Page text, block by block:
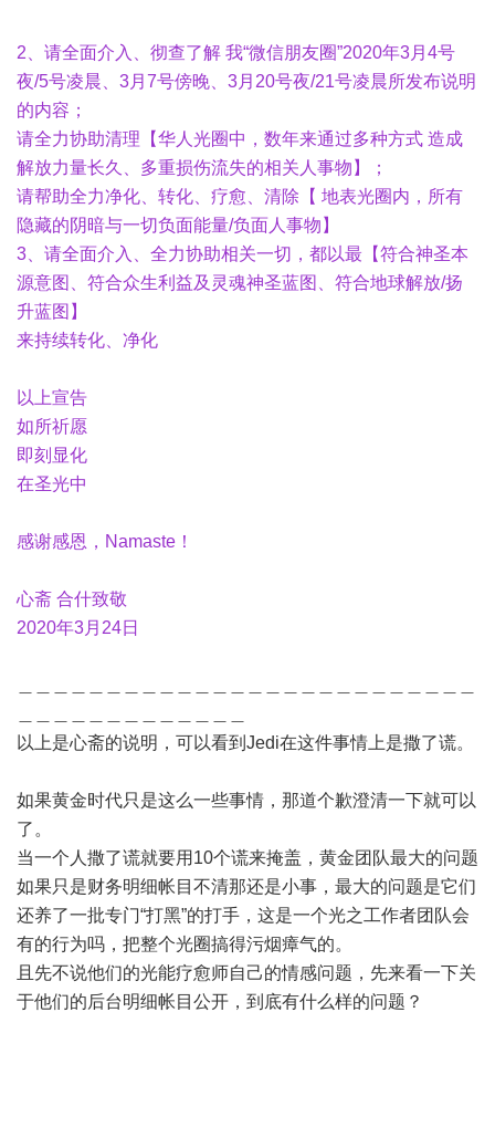
2、请全面介入、彻查了解 我“微信朋友圈”2020年3月4号
夜/5号凌晨、3月7号傍晚、3月20号夜/21号凌晨所发布说明
的内容；
请全力协助清理【华人光圈中，数年来通过多种方式 造成
解放力量长久、多重损伤流失的相关人事物】；
请帮助全力净化、转化、疗愈、清除【 地表光圈内，所有
隐藏的阴暗与一切负面能量/负面人事物】
3、请全面介入、全力协助相关一切，都以最【符合神圣本
源意图、符合众生利益及灵魂神圣蓝图、符合地球解放/扬
升蓝图】
来持续转化、净化
以上宣告
如所祈愿
即刻显化
在圣光中
感谢感恩，Namaste！
心斋 合什致敬
2020年3月24日
以上是心斋的说明，可以看到Jedi在这件事情上是撒了谎。
如果黄金时代只是这么一些事情，那道个歉澄清一下就可以
了。
当一个人撒了谎就要用10个谎来掩盖，黄金团队最大的问题
如果只是财务明细帐目不清那还是小事，最大的问题是它们
还养了一批专门“打黑”的打手，这是一个光之工作者团队会
有的行为吗，把整个光圈搞得污烟瘴气的。
且先不说他们的光能疗愈师自己的情感问题，先来看一下关
于他们的后台明细帐目公开，到底有什么样的问题？